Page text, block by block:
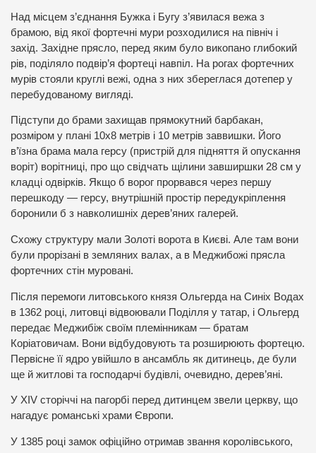
Над місцем з’єднання Бужка і Бугу з’явилася вежа з
брамою, від якої фортечні мури розходилися на північ і
захід. Західне прясло, перед яким було викопано глибокий
рів, поділяло подвір’я фортеці навпіл. На рогах фортечних
мурів стояли круглі вежі, одна з них збереглася дотепер у
перебудованому вигляді.
Підступи до брами захищав прямокутний барбакан,
розміром у плані 10х8 метрів і 10 метрів заввишки. Його
в’їзна брама мала герсу (пристрій для підняття й опускання
воріт) ворітниці, про що свідчать щілини завширшки 28 см у
кладці одвірків. Якщо б ворог прорвався через першу
перешкоду — герсу, внутрішній простір передукріплення
боронили б з навколишніх дерев’яних галерей.
Схожу структуру мали Золоті ворота в Києві. Але там вони
були прорізані в земляних валах, а в Меджибожі прясла
фортечних стін муровані.
Після перемоги литовського князя Ольгерда на Синіх Водах
в 1362 році, литовці відвоювали Поділля у татар, і Ольгерд
передає Меджибіж своїм племінникам — братам
Коріатовичам. Вони відбудовують та розширюють фортецю.
Первісне її ядро увійшло в ансамбль як дитинець, де були
ще й житлові та господарчі будівлі, очевидно, дерев’яні.
У XIV сторіччі на пагорбі перед дитинцем звели церкву, що
нагадує романські храми Європи.
У 1385 році замок офіційно отримав звання королівського,